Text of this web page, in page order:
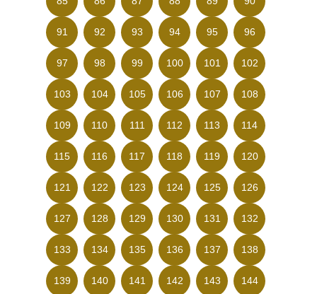
91 92 93 94 95 96
97 98 99 100 101 102
103 104 105 106 107 108
109 110 111 112 113 114
115 116 117 118 119 120
121 122 123 124 125 126
127 128 129 130 131 132
133 134 135 136 137 138
139 140 141 142 143 144